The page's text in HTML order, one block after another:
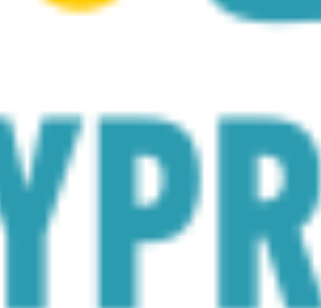
Muzea w Larnace możesz
poniżej lub na pełnym
i dodatkowymi
lub podczas pobytu w muzeum, co
zwiedzania.